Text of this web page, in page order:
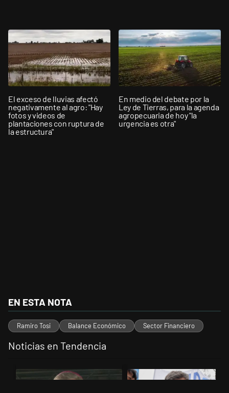
El exceso de lluvias afectó
negativamente al agro: "Hay
fotos y videos de
plantaciones con ruptura de
la estructura"
En medio del debate por la
Ley de Tierras, para la agenda
agropecuaria de hoy "la
urgencia es otra"
EN ESTA NOTA
Ramiro Tosi Balance Económico Sector Financiero
Noticias en Tendencia
Un artículo de tendencia con el título "García Cuerva cuestionó a
Un artículo de tendencia con el